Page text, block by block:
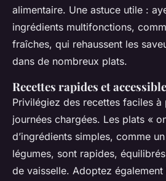
alimentaire. Une astuce utile :
ingrédients multifonctions,
fraîches, qui rehaussent les
dans de nombreux plats.
Recettes rapides et
Privilégiez des recettes faciles
journées chargées. Les plats «
d’ingrédients simples, comme
légumes, sont rapides,
de vaisselle. Adoptez